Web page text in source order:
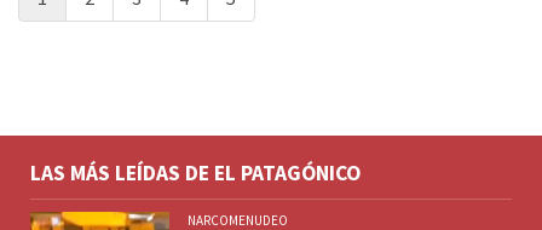
LAS MÁS LEÍDAS DE EL PATAGÓNICO
NARCOMENUDEO